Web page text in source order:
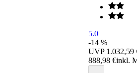
5.0
-14 %
UVP 1.032,59
888,98 €inkl.